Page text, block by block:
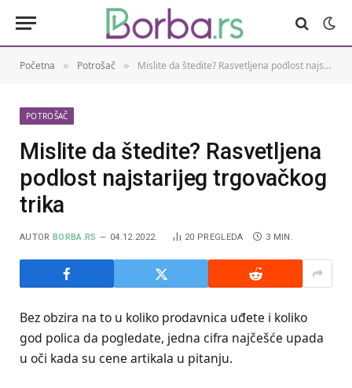
Početna » Potrošač » Mislite da štedite? Rasvetljena podlost najstarijeg trgovačkog trika
POTROŠAČ
Mislite da štedite? Rasvetljena
podlost najstarijeg trgovačkog
trika
AUTOR BORBA.RS 04.12.2022. 20 PREGLEDA 3 MIN.
Bez obzira na to u koliko prodavnica uđete i koliko
god polica da pogledate, jedna cifra najčešće upada
u oči kada su cene artikala u pitanju.